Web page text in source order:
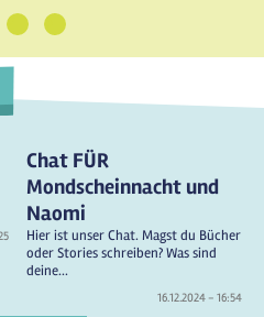
2 3
Chat FÜR
Mondscheinnacht und
Naomi
Hier ist unser Chat. Magst du Bücher
oder Stories schreiben? Was sind
deine...
16.12.2024 - 16:54